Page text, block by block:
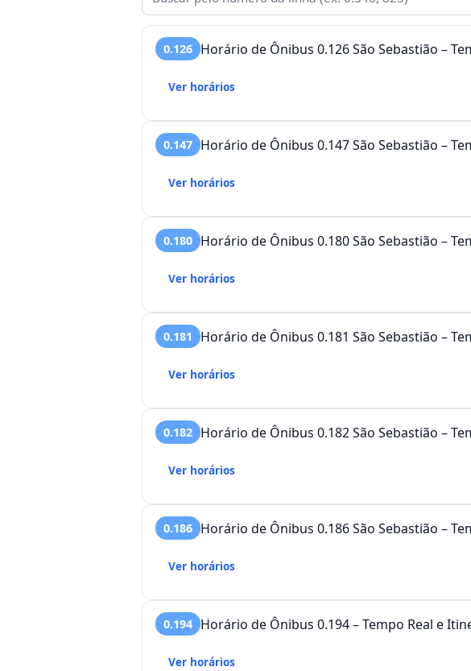
0.126 Horário de Ônibus 0.126 São Sebastião –
Ver horários
0.147 Horário de Ônibus 0.147 São Sebastião –
Ver horários
0.180 Horário de Ônibus 0.180 São Sebastião –
Ver horários
0.181 Horário de Ônibus 0.181 São Sebastião –
Ver horários
0.182 Horário de Ônibus 0.182 São Sebastião –
Ver horários
0.186 Horário de Ônibus 0.186 São Sebastião –
Ver horários
0.194 Horário de Ônibus 0.194 – Tempo
Ver horários